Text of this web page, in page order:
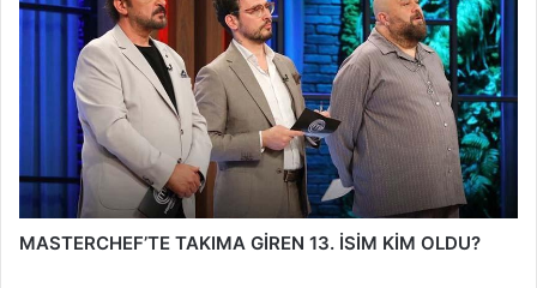
MASTERCHEF’TE TAKIMA GİREN 13. İSİM KİM OLDU?